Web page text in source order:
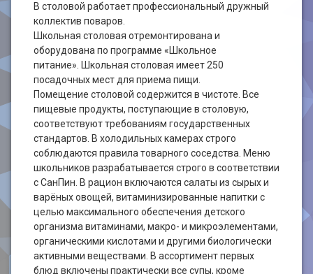
В столовой работает профессиональный дружный
коллектив поваров.
Школьная столовая отремонтирована и
оборудована по программе «Школьное
питание». Школьная столовая имеет 250
посадочных мест для приема пищи.
Помещение столовой содержится в чистоте. Все
пищевые продукты, поступающие в столовую,
соответствуют требованиям государственных
стандартов. В холодильных камерах строго
соблюдаются правила товарного соседства. Меню
школьников разрабатывается строго в соответствии
с СанПин. В рацион включаются салаты из сырых и
варёных овощей, витаминизированные напитки с
целью максимального обеспечения детского
организма витаминами, макро- и микроэлементами,
органическими кислотами и другими биологически
активными веществами. В ассортимент первых
блюд включены практически все супы, кроме